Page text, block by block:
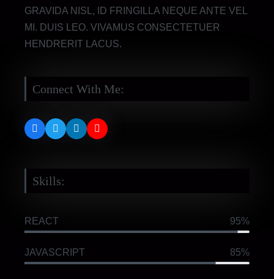
GRAVIDA NISL, ID FRINGILLA NEQUE ANTE VEL
MI. DUIS LEO. VIVAMUS CONSECTETUER
HENDRERIT LACUS.
Connect With Me:
Skills:
REACT 95%
JAVASCRIPT 85%